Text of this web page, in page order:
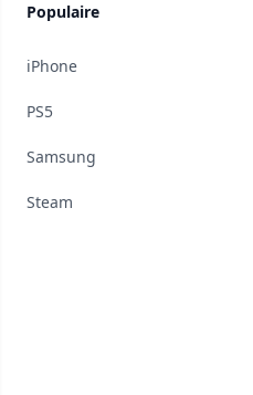
Populaire
iPhone
PS5
Samsung
Steam